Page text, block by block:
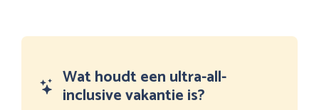
Wat houdt een ultra-all-
inclusive vakantie is?